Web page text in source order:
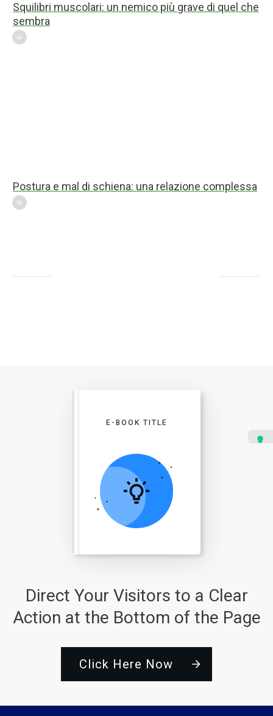
Squilibri muscolari: un nemico più grave di quel che
sembra
Postura e mal di schiena: una relazione complessa
Direct Your Visitors to a Clear
Action at the Bottom of the Page
Click Here Now
E-BOOK TITLE